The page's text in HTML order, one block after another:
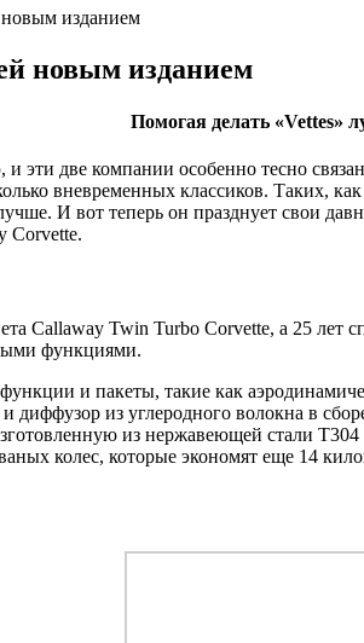
изданием
новым изданием
Помогая делать «Vettes»
две компании особенно тесно
вневременных классиков. Таких,
И вот теперь он празднует свои
Corvette.
Callaway Twin Turbo Corvette, а 25 лет
функциями.
и пакеты, такие как
диффузор из углеродного волокна в
из нержавеющей стали
колес, которые экономят еще 14